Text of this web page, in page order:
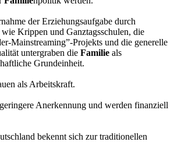
der Erziehungsaufgabe durch
Krippen und Ganztagsschulen, die
Mainstreaming”-Projekts und die generelle
untergraben die Familie als
Grundeinheit.
als Arbeitskraft.
Anerkennung und werden finanziell
bekennt sich zur traditionellen